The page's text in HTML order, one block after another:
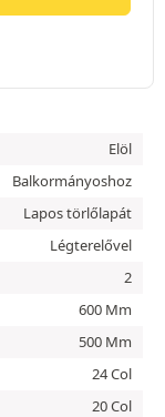
Elöl
Balkormányoshoz
Lapos törlőlapát
Légterelővel
2
600 Mm
500 Mm
24 Col
20 Col